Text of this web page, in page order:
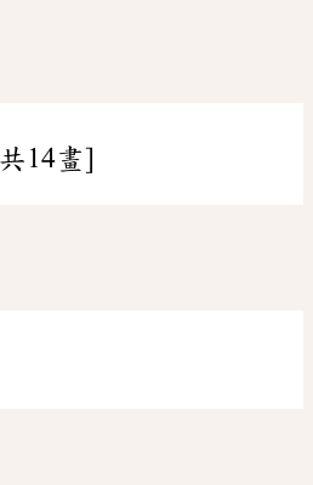
14畫]